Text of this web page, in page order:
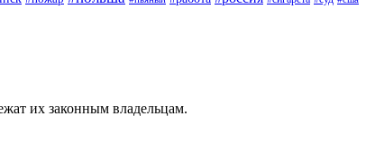
их законным владельцам.